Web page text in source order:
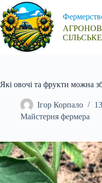
Перейти
до
вмісту
Які овочі та фрукти можна
Ігор Корпало
Майстерня фермера